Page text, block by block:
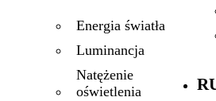
Energia światła
Luminancja
Natężenie
oświetlenia